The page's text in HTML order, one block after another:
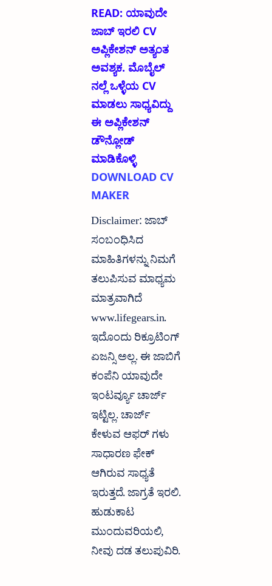
READ: ಯಾವುದೇ
ಜಾಬ್ ಇರಲಿ CV
ಅಪ್ಲಿಕೇಶನ್ ಅತ್ಯಂತ
ಅವಶ್ಯಕ. ಮೊಬೈಲ್
ನಲ್ಲೆ ಒಳ್ಳೆಯ CV
ಮಾಡಲು ಸಾಧ್ಯವಿದ್ದು
ಈ ಅಪ್ಲಿಕೇಶನ್
ಡೌನ್ಲೋಡ್
ಮಾಡಿಕೊಳ್ಳಿ
DOWNLOAD CV
MAKER
Disclaimer: ಜಾಬ್
ಸಂಬಂಧಿಸಿದ
ಮಾಹಿತಿಗಳನ್ನು ನಿಮಗೆ
ತಲುಪಿಸುವ ಮಾಧ್ಯಮ
ಮಾತ್ರವಾಗಿದೆ
www.lifegears.in.
ಇದೊಂದು ರಿಕ್ರೂಟಿಂಗ್
ಏಜನ್ಸಿ ಅಲ್ಲ. ಈ ಜಾಬಿಗೆ
ಕಂಪೆನಿ ಯಾವುದೇ
ಇಂಟರ್ವ್ಯೂ ಚಾರ್ಜ್
ಇಟ್ಟಿಲ್ಲ. ಚಾರ್ಜ್
ಕೇಳುವ ಆಫರ್ ಗಳು
ಸಾಧಾರಣ ಫೇಕ್
ಆಗಿರುವ ಸಾಧ್ಯತೆ
ಇರುತ್ತದೆ. ಜಾಗ್ರತೆ ಇರಲಿ.
ಹುಡುಕಾಟ
ಮುಂದುವರಿಯಲಿ,
ನೀವು ದಡ ತಲುಪುವಿರಿ.